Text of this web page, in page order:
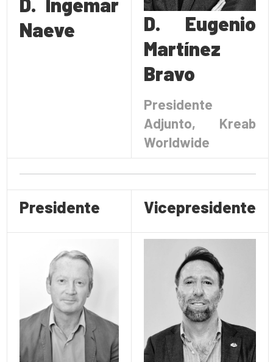
Naeve
D. Eugenio
Martínez
Bravo
Presidente
Adjunto, Kreab
Worldwide
Presidente Vicepresidente